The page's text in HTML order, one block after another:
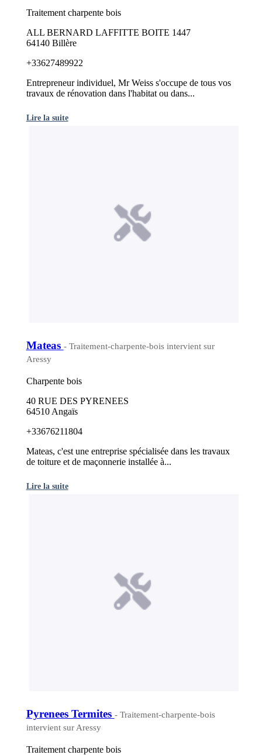
Traitement charpente bois
ALL BERNARD LAFFITTE BOITE 1447
64140 Billère
+33627489922
Entrepreneur individuel, Mr Weiss s'occupe de tous vos
travaux de rénovation dans l'habitat ou dans...
Lire la suite
Mateas - Traitement-charpente-bois intervient sur
Aressy
Charpente bois
40 RUE DES PYRENEES
64510 Angaïs
+33676211804
Mateas, c'est une entreprise spécialisée dans les travaux
de toiture et de maçonnerie installée à...
Lire la suite
Pyrenees Termites - Traitement-charpente-bois
intervient sur Aressy
Traitement charpente bois